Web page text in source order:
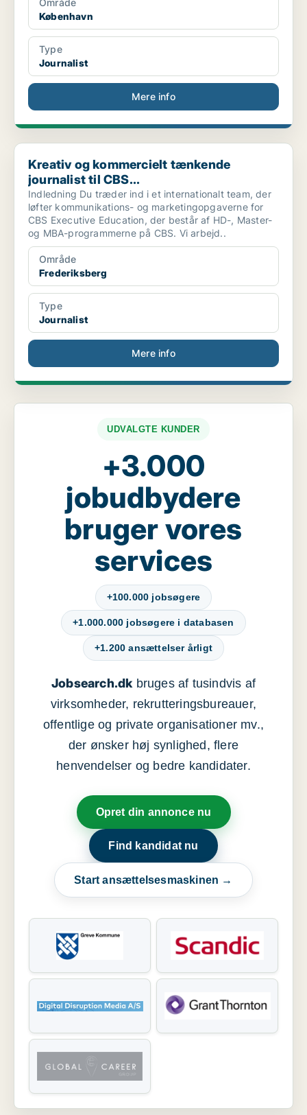
Område
København
Type
Journalist
Mere info
Kreativ og kommercielt tænkende journalist til CBS...
Kreativ og kommercielt tænkende
journalist til CBS...
Indledning Du træder ind i et internationalt team, der
løfter kommunikations- og marketingopgaverne for
CBS Executive Education, der består af HD-, Master-
og MBA-programmerne på CBS. Vi arbejd..
Område
Frederiksberg
Type
Journalist
Mere info
UDVALGTE KUNDER
+3.000
jobudbydere
bruger vores
services
+100.000 jobsøgere
+1.000.000 jobsøgere i databasen
+1.200 ansættelser årligt
Jobsearch.dkbruges af tusindvis af
virksomheder, rekrutteringsbureauer,
offentlige og private organisationer mv.,
der ønsker høj synlighed, flere
henvendelser og bedre kandidater.
Opret din annonce nu
Find kandidat nu
Start ansættelsesmaskinen →